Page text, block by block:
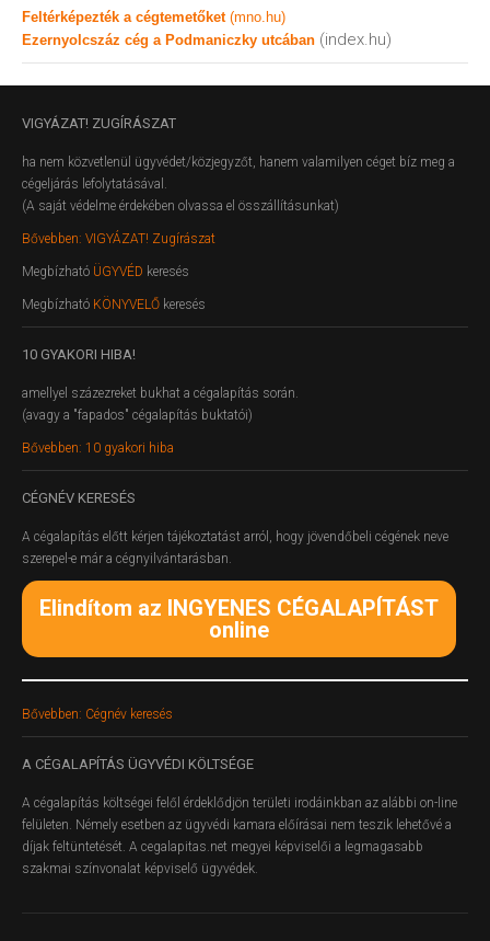
Feltérképezték a cégtemetőket (mno.hu)
Ezernyolcszáz cég a Podmaniczky utcában (index.hu)
VIGYÁZAT! ZUGÍRÁSZAT
ha nem közvetlenül ügyvédet/közjegyzőt, hanem valamilyen céget bíz meg a
cégeljárás lefolytatásával.
(A saját védelme érdekében olvassa el összállításunkat)
Bővebben: VIGYÁZAT! Zugírászat
Megbízható ÜGYVÉD keresés
Megbízható KÖNYVELŐ keresés
10 GYAKORI HIBA!
amellyel százezreket bukhat a cégalapítás során.
(avagy a "fapados" cégalapítás buktatói)
Bővebben: 10 gyakori hiba
CÉGNÉV KERESÉS
A cégalapítás előtt kérjen tájékoztatást arról, hogy jövendőbeli cégének neve
szerepel-e már a cégnyilvántarásban.
Elindítom az INGYENES CÉGALAPÍTÁST
online
Bővebben: Cégnév keresés
A CÉGALAPÍTÁS ÜGYVÉDI KÖLTSÉGE
A cégalapítás költségei felől érdeklődjön területi irodáinkban az alábbi on-line
felületen. Némely esetben az ügyvédi kamara előírásai nem teszik lehetővé a
díjak feltüntetését. A cegalapitas.net megyei képviselői a legmagasabb
szakmai színvonalat képviselő ügyvédek.